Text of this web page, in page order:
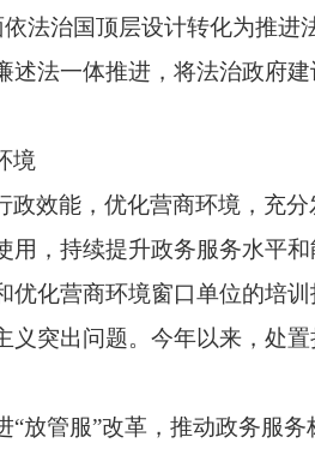
法治国顶层设计转化为推进
法一体推进，将法治政府
境
政效能，优化营商环境，充
，持续提升政务服务水平和
化营商环境窗口单位的培
义突出问题。今年以来，处
“放管服”改革，推动政务服